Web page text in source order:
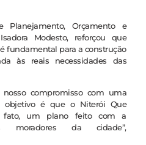
Planejamento, Orçamento e
Modesto, reforçou que
fundamental para a construção
às reais necessidades das
nosso compromisso com uma
objetivo é que o Niterói Que
fato, um plano feito com a
moradores da cidade”,